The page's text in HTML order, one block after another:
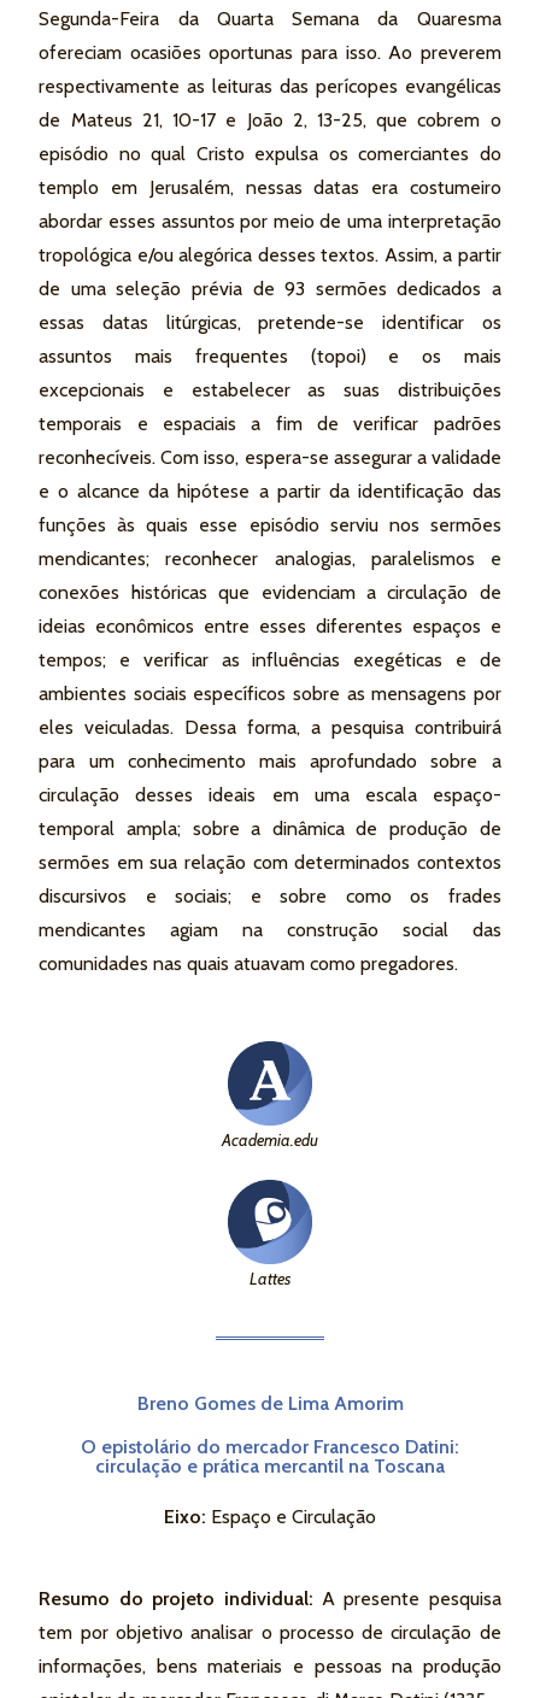
Segunda-Feira da Quarta Semana da Quaresma
ofereciam ocasiões oportunas para isso. Ao preverem
respectivamente as leituras das perícopes evangélicas
de Mateus 21, 10-17 e João 2, 13-25, que cobrem o
episódio no qual Cristo expulsa os comerciantes do
templo em Jerusalém, nessas datas era costumeiro
abordar esses assuntos por meio de uma interpretação
tropológica e/ou alegórica desses textos. Assim, a partir
de uma seleção prévia de 93 sermões dedicados a
essas datas litúrgicas, pretende-se identificar os
assuntos mais frequentes (topoi) e os mais
excepcionais e estabelecer as suas distribuições
temporais e espaciais a fim de verificar padrões
reconhecíveis. Com isso, espera-se assegurar a validade
e o alcance da hipótese a partir da identificação das
funções às quais esse episódio serviu nos sermões
mendicantes; reconhecer analogias, paralelismos e
conexões históricas que evidenciam a circulação de
ideias econômicos entre esses diferentes espaços e
tempos; e verificar as influências exegéticas e de
ambientes sociais específicos sobre as mensagens por
eles veiculadas. Dessa forma, a pesquisa contribuirá
para um conhecimento mais aprofundado sobre a
circulação desses ideais em uma escala espaço-
temporal ampla; sobre a dinâmica de produção de
sermões em sua relação com determinados contextos
discursivos e sociais; e sobre como os frades
mendicantes agiam na construção social das
comunidades nas quais atuavam como pregadores.
Academia.edu
Lattes
Breno Gomes de Lima Amorim
O epistolário do mercador Francesco Datini:
circulação e prática mercantil na Toscana
Eixo: Espaço e Circulação
Resumo do projeto individual: A presente pesquisa
tem por objetivo analisar o processo de circulação de
informações, bens materiais e pessoas na produção